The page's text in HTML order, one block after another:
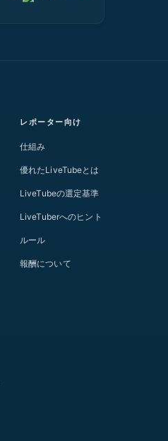
レポーター向け
仕組み
優れたLiveTubeとは
LiveTubeの選定基準
LiveTuberへのヒント
ルール
報酬について